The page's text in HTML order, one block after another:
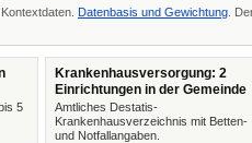
Datenbasis und Gewichtung .
5
Krankenhausversorgung: 2
Einrichtungen in der Gemeinde
Amtliches Destatis-
Krankenhausverzeichnis mit Betten-
und Notfallangaben.